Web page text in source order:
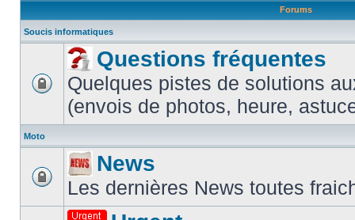
Forums
Soucis informatiques
Questions fréquentes
Quelques pistes de solutions
(envois de photos, heure,
Moto
News
Les dernières News toutes